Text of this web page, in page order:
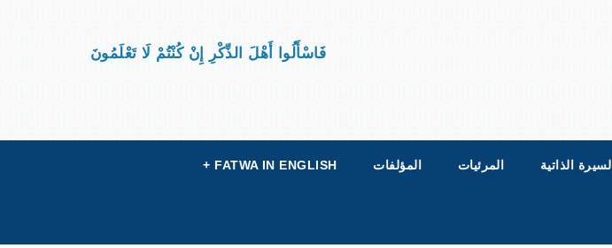
فَاسْأَلُوا أَهْلَ الذِّكْرِ إِنْ كُنْتُمْ لَا تَعْلَمُونَ
السيرة الذاتية المرئيات المؤلفات FATWA IN ENGLISH
+